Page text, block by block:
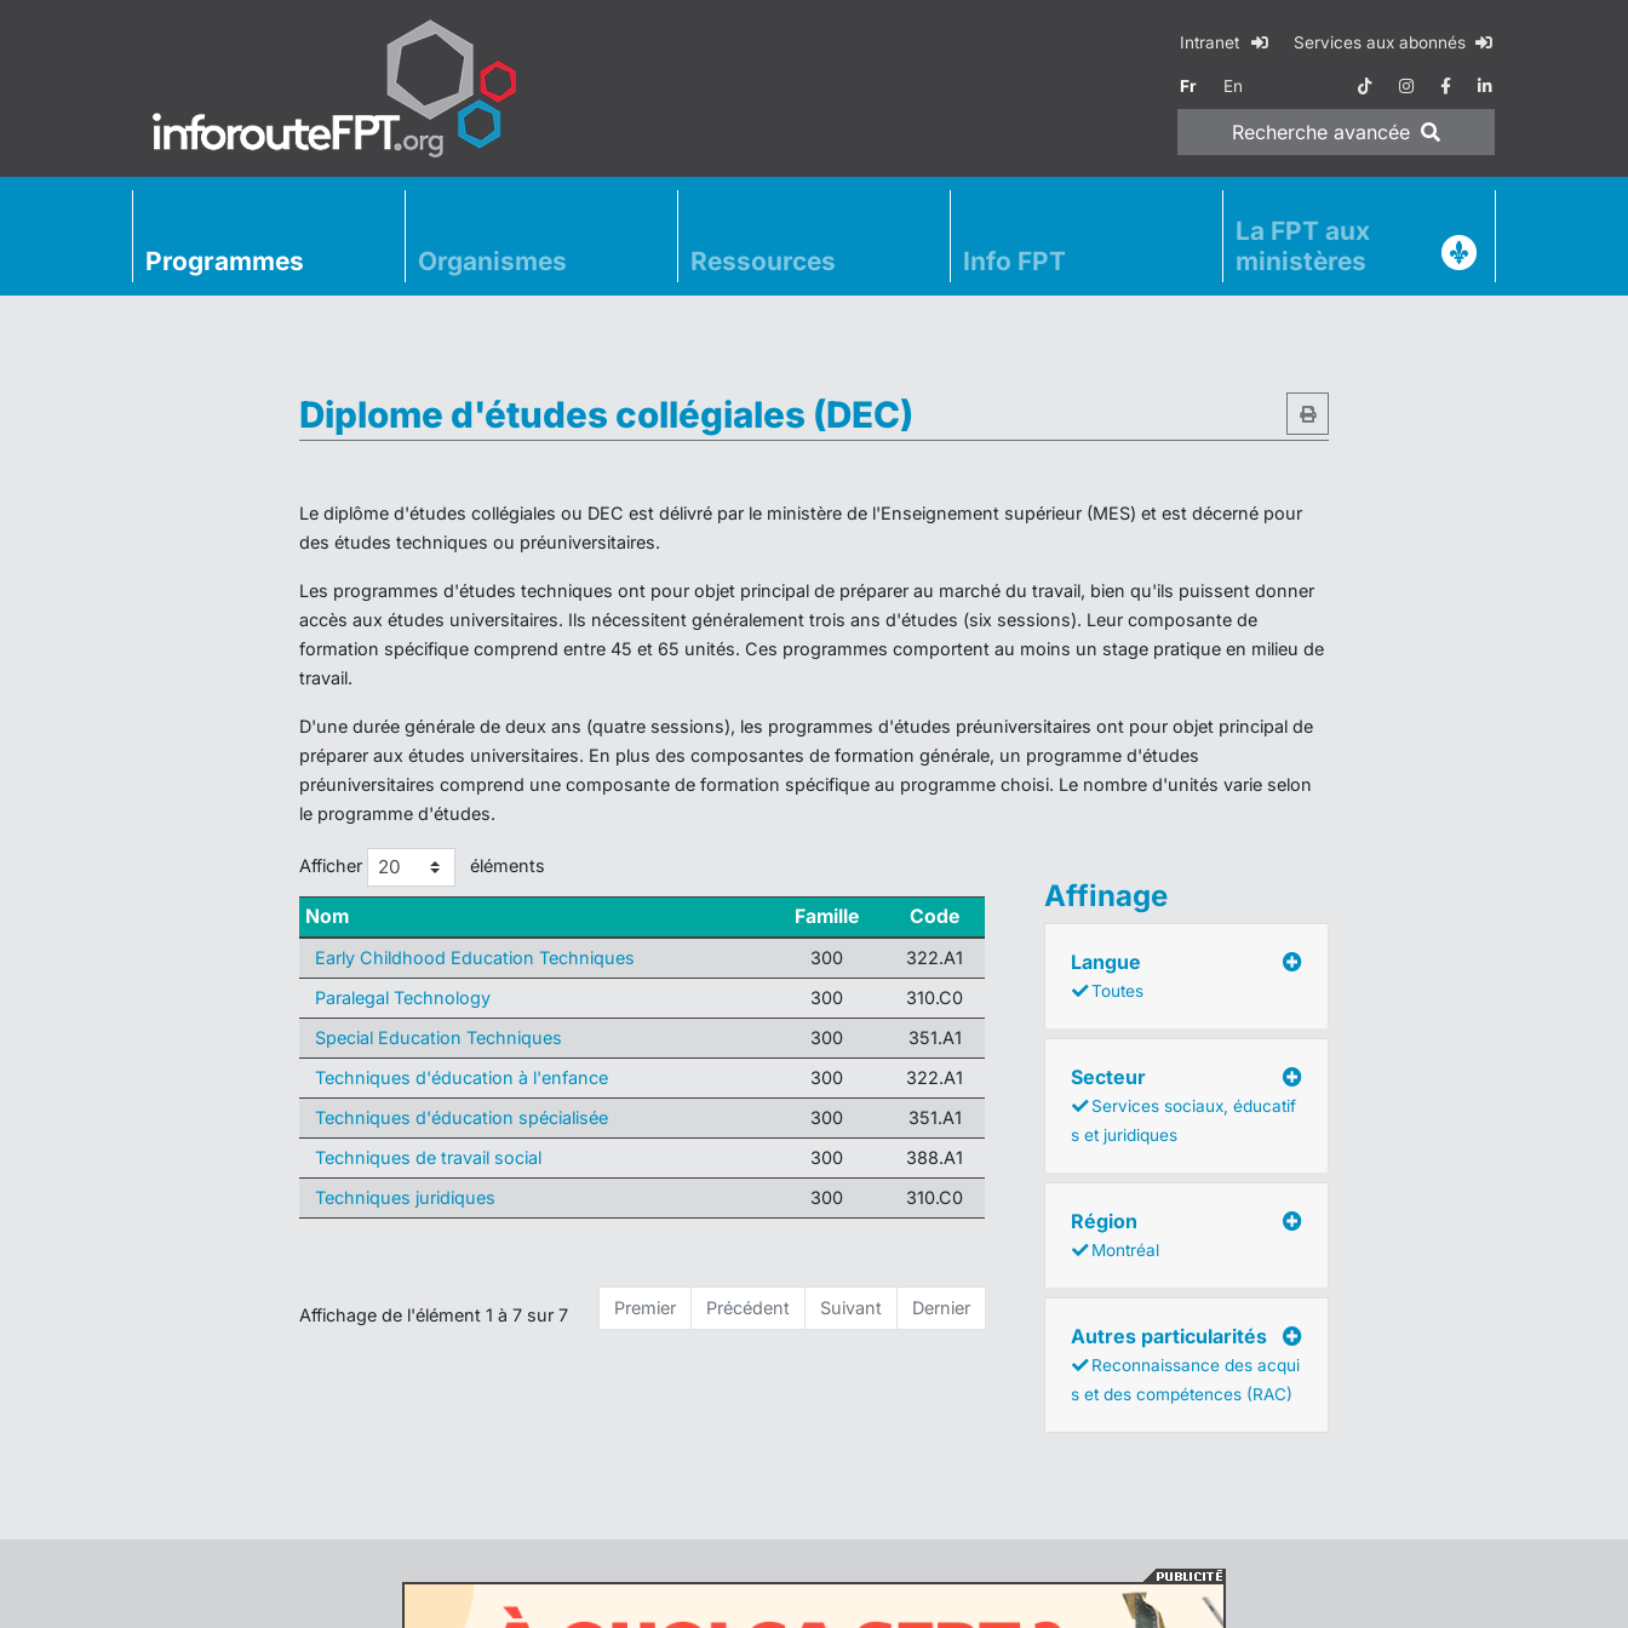
Intranet Services aux abonnés
Fr En
Recherche avancée
Programmes Organismes Ressources Info FPT
La FPT aux
ministères
Diplome d'études collégiales (DEC)
Le diplôme d'études collégiales ou DEC est délivré par le ministère de l'Enseignement supérieur (MES) et est décerné pour
des études techniques ou préuniversitaires.
Les programmes d'études techniques ont pour objet principal de préparer au marché du travail, bien qu'ils puissent donner
accès aux études universitaires. Ils nécessitent généralement trois ans d'études (six sessions). Leur composante de
formation spécifique comprend entre 45 et 65 unités. Ces programmes comportent au moins un stage pratique en milieu de
travail.
D'une durée générale de deux ans (quatre sessions), les programmes d'études préuniversitaires ont pour objet principal de
préparer aux études universitaires. En plus des composantes de formation générale, un programme d'études
préuniversitaires comprend une composante de formation spécifique au programme choisi. Le nombre d'unités varie selon
le programme d'études.
Afficher éléments
Nom Famille Code
Early Childhood Education Techniques 300
322.A1
Paralegal Technology
300
310.C0
Special Education Techniques
300
351.A1
Techniques d'éducation à l'enfance
300
322.A1
Techniques d'éducation spécialisée
300
351.A1
Techniques de travail social
300
388.A1
Techniques juridiques
300 310.C0
Affichage de l'élément 1 à 7 sur 7 Premier Précédent Suivant Dernier
Affinage
Langue
Toutes
Secteur
Services sociaux, éducatif
s et juridiques
Région
Montréal
Autres particularités
Reconnaissance des acqui
s et des compétences (RAC)